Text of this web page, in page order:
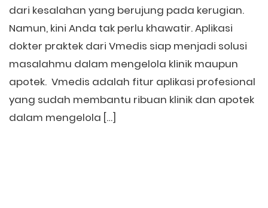
dari kesalahan yang berujung pada kerugian.
Namun, kini Anda tak perlu khawatir. Aplikasi
dokter praktek dari Vmedis siap menjadi solusi
masalahmu dalam mengelola klinik maupun
apotek. Vmedis adalah fitur aplikasi profesional
yang sudah membantu ribuan klinik dan apotek
dalam mengelola […]